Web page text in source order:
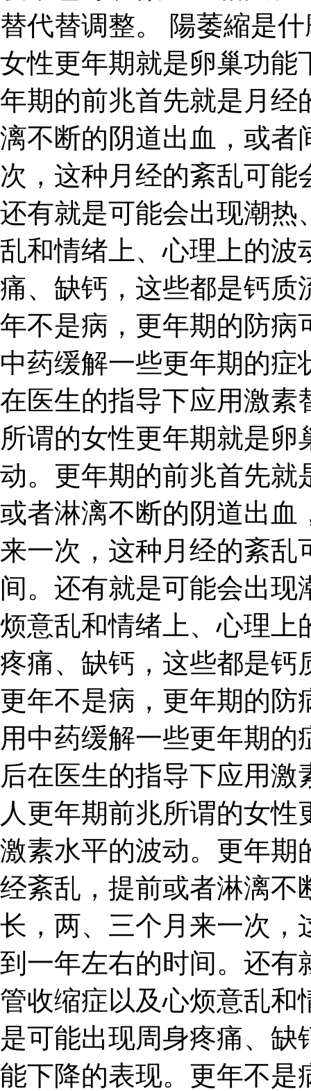
替代替调整。 陽萎縮是
女性更年期就是卵巢功能
年期的前兆首先就是月经
漓不断的阴道出血，或者
次，这种月经的紊乱可
还有就是可能会出现潮热
乱和情绪上、心理上的波
痛、缺钙，这些都是钙质
年不是病，更年期的防病
中药缓解一些更年期的
在医生的指导下应用激素
所谓的女性更年期就是
动。更年期的前兆首先就
或者淋漓不断的阴道出血
来一次，这种月经的紊乱
间。还有就是可能会出
烦意乱和情绪上、心理上
疼痛、缺钙，这些都是钙
更年不是病，更年期的防
用中药缓解一些更年期
后在医生的指导下应用
人更年期前兆所谓的女
激素水平的波动。更年期
经紊乱，提前或者淋漓不
长，两、三个月来一次，
到一年左右的时间。还有
管收缩症以及心烦意乱和
是可能出现周身疼痛、
能下降的表现。更年不是